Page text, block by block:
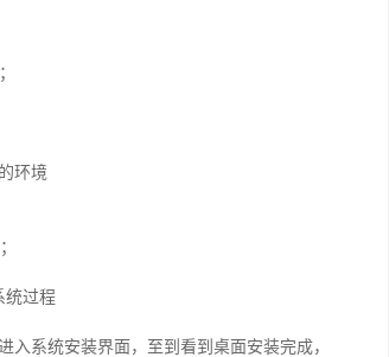
系统安装界面，至到看到桌面安装完成，